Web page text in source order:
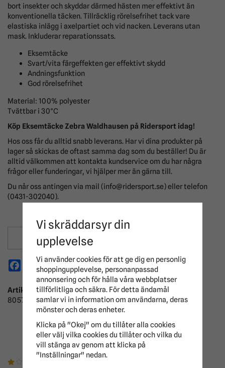
bort insekter och skyddar därmed hästen mer effektivt än
konventionella täcken. Tillräcklig rörelsefrihet tack vare
elastiska inlägg i axelpartiet och vid nacken. Leverans utan
mask. Inkluderar reparationssats.
Eksemtäcke
Svart/vita färgeffekten ger effektivt skydd
Andningsfunktion
God rörelsefrihet
Material: 100% polyester
Tvättbar i 30°C
Köp Eksemtäcke Zebra Waldhausen på Ridersport idag!
Hos oss får du alltid snabb leverans. Har vi dina produkter på
lager så skickas de oftast samma dag som du beställer! Du är
alltid välkommen att kontakta kundservice om du har några
frågor eller funderingar, vi hjälper mer än gärna till.
Du når oss antingen via mail (info@ridersport.se) eller telefon
(0431-302040).
Spara som favorit
Facebook
X EmailPinterest
Artikelnummer:
8057412-115
RECENSIONER
Vi skräddarsyr din
upplevelse
Vi använder cookies för att ge dig en personlig
shoppingupplevelse, personanpassad
annonsering och för hålla våra webbplatser
tillförlitliga och säkra. För detta ändamål
samlar vi in information om användarna, deras
mönster och deras enheter.
Klicka på "Okej" om du tillåter alla cookies
eller välj vilka cookies du tillåter och vilka du
vill stänga av genom att klicka på
"Inställningar" nedan.